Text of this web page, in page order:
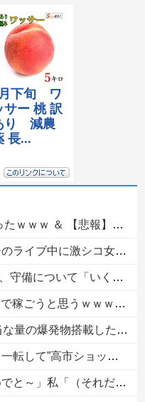
近所の謎の台湾料理屋、遂に値上げ
女さんが乱入してしまうｗｗｗｗｗ
う。そういう意味から自分にとっては、打撃よりも守備の方が大事」
うと思うｗｗｗｗｗ他
国境付近で爆発「おいウクライナ軍がよく使う機種だぞ」
支持率も市場も急降下ｗｗｗｗｗｗｗｗ
欲しいもの調査も一切なし！海外旅行行きまくるお金はあるのになぜ・・？